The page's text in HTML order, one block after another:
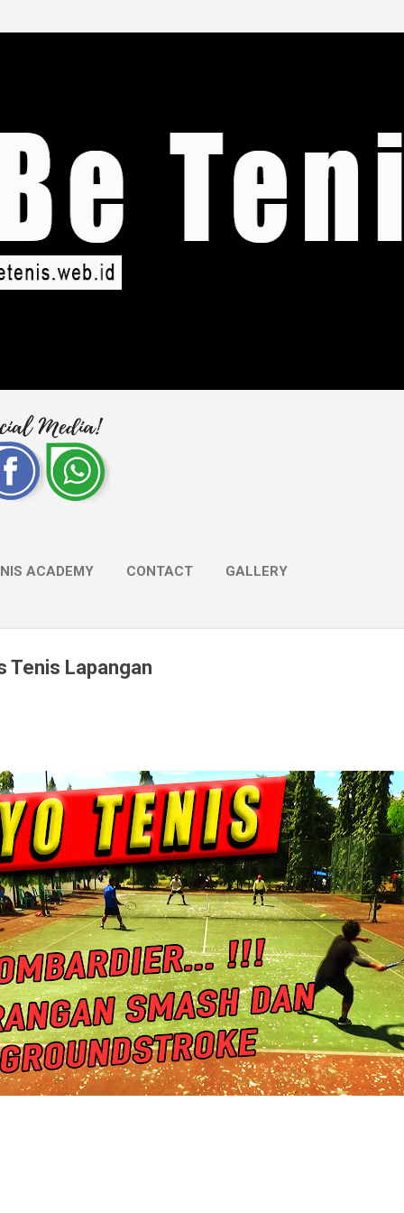
ACADEMY CONTACT GALLERY
Tenis Lapangan